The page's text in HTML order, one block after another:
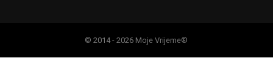
© 2014 - 2026 Moje Vrijeme®